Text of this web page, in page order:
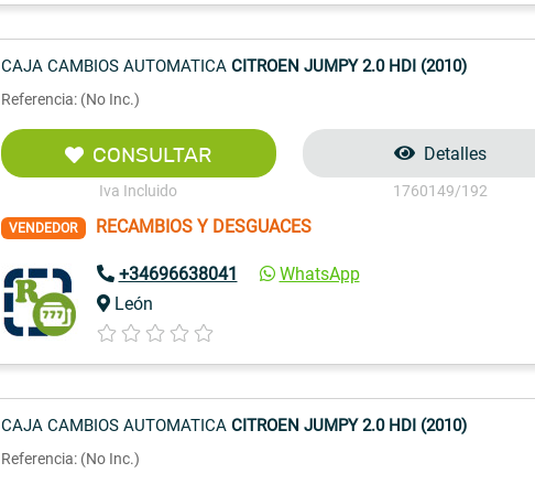
CAJA CAMBIOS AUTOMATICA CITROEN JUMPY 2.0 HDI (2010)
Referencia: (No Inc.)
CONSULTAR
Iva Incluido
Detalles
1760149/192
VENDEDOR RECAMBIOS Y DESGUACES
+34696638041
WhatsApp
León
CAJA CAMBIOS AUTOMATICA CITROEN JUMPY 2.0 HDI (2010)
Referencia: (No Inc.)